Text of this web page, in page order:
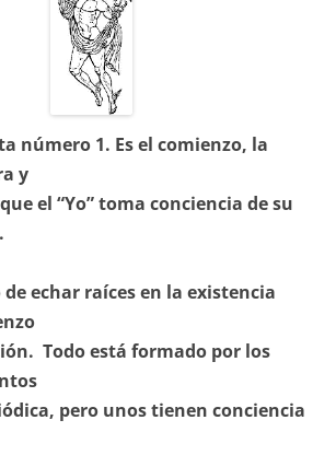
número 1. Es el comienzo, la
y
el “Yo” toma conciencia de su
echar raíces en la existencia
Todo está formado por los
pero unos tienen conciencia